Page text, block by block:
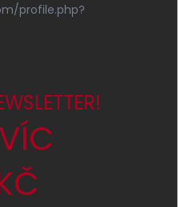
profile.php?